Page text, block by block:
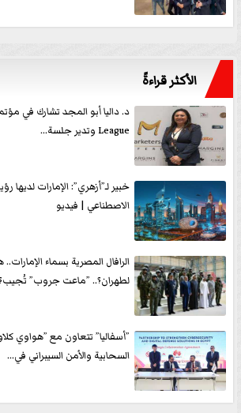
الأكثر قراءةً
League وتدير جلسة...
خبير لـ”أزهري”: الإمارات لديها
الاصطناعي | فيديو
الرافال المصرية بسماء
لطهران؟.. ”ماعت جروب”
”أسفاليا” تتعاون مع ”هواوي
السحابية والأمن السيبراني في...